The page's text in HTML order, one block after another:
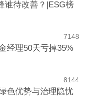
谁待改善？|ESG榜
148
7
经理50天亏掉35%
144
8
色优势与治理隐忧